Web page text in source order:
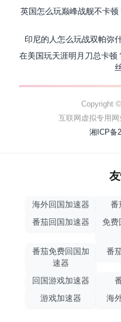
英国怎么玩巅峰战舰不卡
印尼的人怎么玩战双帕弥
在美国玩天涯明月刀总卡
Copyright
互联网虚拟专用
湘ICP备
海外回国加速器 番
番茄回国加速器
免费
番茄免费回国加
速器
番
回国游戏加速器
游戏加速器
海